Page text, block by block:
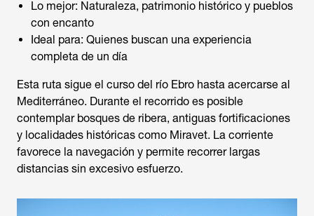
Lo mejor: Naturaleza, patrimonio histórico y pueblos
con encanto
Ideal para: Quienes buscan una experiencia
completa de un día
Esta ruta sigue el curso del río Ebro hasta acercarse al
Mediterráneo. Durante el recorrido es posible
contemplar bosques de ribera, antiguas fortificaciones
y localidades históricas como Miravet. La corriente
favorece la navegación y permite recorrer largas
distancias sin excesivo esfuerzo.